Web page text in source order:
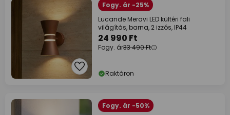
Fogy. ár -25%
Lucande Meravi LED kültéri fali
világítás, barna, 2 izzós, IP44
24 990 Ft
Fogy. ár33 490 Ft
Raktáron
Fogy. ár -50%